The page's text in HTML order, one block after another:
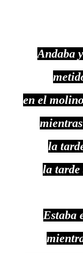
Andaba
en el
la
la tarde
Estaba